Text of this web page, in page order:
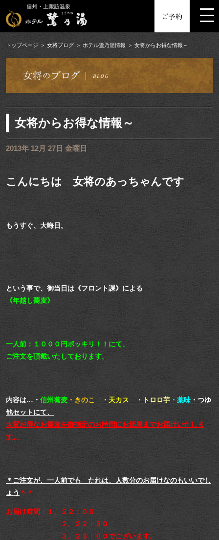
ご予約
トップページ 女将ブログ ホテル鷺乃湯情報 女将からお得な情報～
女将からお得な情報～
2013年 12月 27日 金曜日
こんにちは 女将のあっちゃんです
もうすぐ、大晦日。
という事で、御当日は《フロント課》による
《年越し蕎麦》
一人前：１０００円ポッキリ！！にて、
ご注文を頂戴いたしております。
内容は…・ 信州蕎麦 ・きのこ ・天カス ・トロロ芋 ・薬味・つゆ
他セットにて、
大変お得なお蕎麦を御指定のお時間にお部屋までお届けいたしま
す。
＊ご注文が、一人前でも たれは、人数分のお届けなのもいいでし
ょう ＾＾
お届け時間：１、２２：００
２、２２：３０
３、２３：００でございます。